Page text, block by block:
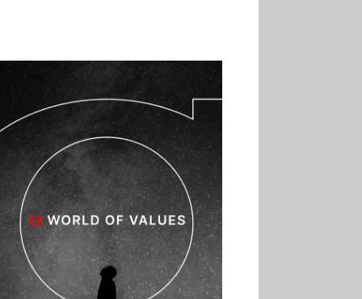
réduire sa consommation
01.07
Aldi Studio lance sa
première collection capsule
inspirée de ses codes
visuels
01.07
Cafom annonce
des résultats semestriels en
hausse, portés par le e-
commerce